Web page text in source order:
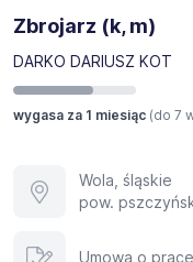
Zbrojarz (k, m)
DARKO DARIUSZ KOT
wygasa za 1 miesiąc (do 7
Wola, śląskie
pow.
Umowa o pracę